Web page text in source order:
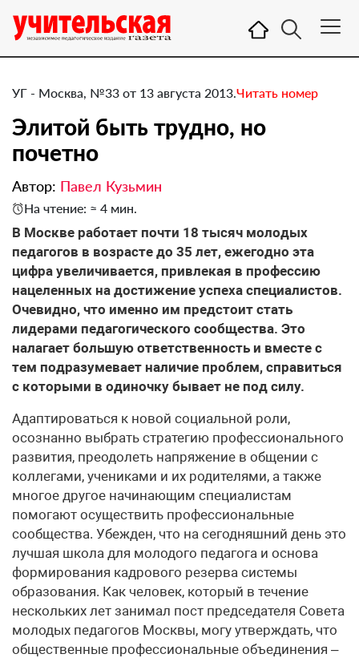
УГ - Москва, №33 от 13 августа 2013.Читать номер
Элитой быть трудно, но
почетно
Автор: Павел Кузьмин
На чтение: ≈ 4 мин.
​В Москве работает почти 18 тысяч молодых
педагогов в возрасте до 35 лет, ежегодно эта
цифра увеличивается, привлекая в профессию
нацеленных на достижение успеха специалистов.
Очевидно, что именно им предстоит стать
лидерами педагогического сообщества. Это
налагает большую ответственность и вместе с
тем подразумевает наличие проблем, справиться
с которыми в одиночку бывает не под силу.
Адаптироваться к новой социальной роли,
осознанно выбрать стратегию профессионального
развития, преодолеть напряжение в общении с
коллегами, учениками и их родителями, а также
многое другое начинающим специалистам
помогают осуществить профессиональные
сообщества. Убежден, что на сегодняшний день это
лучшая школа для молодого педагога и основа
формирования кадрового резерва системы
образования. Как человек, который в течение
нескольких лет занимал пост председателя Совета
молодых педагогов Москвы, могу утверждать, что
общественные профессиональные объединения –